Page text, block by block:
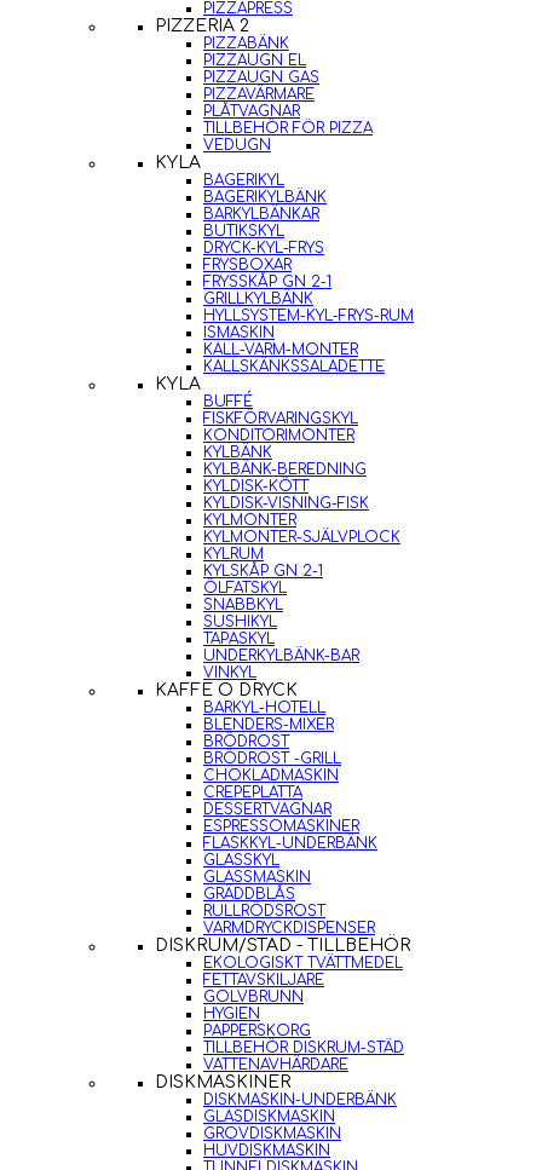
PIZZAPRESS
PIZZERIA 2
PIZZABÄNK
PIZZAUGN EL
PIZZAUGN GAS
PIZZAVÄRMARE
PLÅTVAGNAR
TILLBEHÖR FÖR PIZZA
VEDUGN
KYLA
BAGERIKYL
BAGERIKYLBÄNK
BARKYLBÄNKAR
BUTIKSKYL
DRYCK-KYL-FRYS
FRYSBOXAR
FRYSSKÅP GN 2-1
GRILLKYLBÄNK
HYLLSYSTEM-KYL-FRYS-RUM
ISMASKIN
KALL-VARM-MONTER
KALLSKÄNKSSALADETTE
KYLA
BUFFÉ
FISKFÖRVARINGSKYL
KONDITORIMONTER
KYLBÄNK
KYLBÄNK-BEREDNING
KYLDISK-KÖTT
KYLDISK-VISNING-FISK
KYLMONTER
KYLMONTER-SJÄLVPLOCK
KYLRUM
KYLSKÅP GN 2-1
ÖLFATSKYL
SNABBKYL
SUSHIKYL
TAPASKYL
UNDERKYLBÄNK-BAR
VINKYL
KAFFE O DRYCK
BARKYL-HOTELL
BLENDERS-MIXER
BRÖDROST
BRÖDROST -GRILL
CHOKLADMASKIN
CREPEPLATTA
DESSERTVAGNAR
ESPRESSOMASKINER
FLASKKYL-UNDERBÄNK
GLASSKYL
GLASSMASKIN
GRÄDDBLÅS
RULLRÖDSROST
VARMDRYCKDISPENSER
DISKRUM/STÄD - TILLBEHÖR
EKOLOGISKT TVÄTTMEDEL
FETTAVSKILJARE
GOLVBRUNN
HYGIEN
PAPPERSKORG
TILLBEHÖR DISKRUM-STÄD
VATTENAVHÄRDARE
DISKMASKINER
DISKMASKIN-UNDERBÄNK
GLASDISKMASKIN
GROVDISKMASKIN
HUVDISKMASKIN